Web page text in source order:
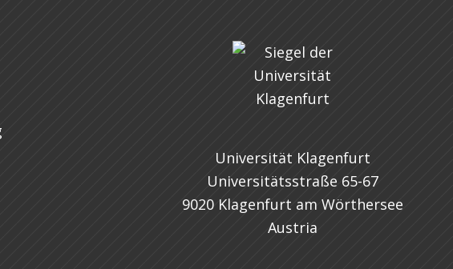
Universität Klagenfurt
Universitätsstraße 65-67
9020 Klagenfurt am Wörthersee
Austria